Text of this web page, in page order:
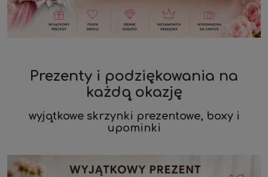
Prezenty i podziękowania na
każdą okazję
wyjątkowe skrzynki prezentowe, boxy i
upominki